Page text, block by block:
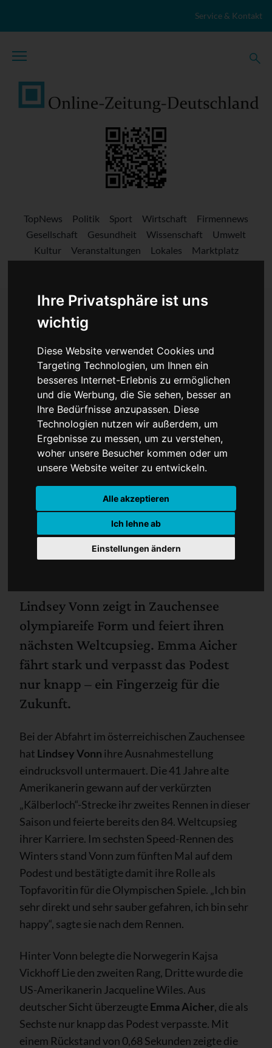
Ihre Privatsphäre ist uns
wichtig
Diese Website verwendet Cookies und
Targeting Technologien, um Ihnen ein
besseres Internet-Erlebnis zu ermöglichen
und die Werbung, die Sie sehen, besser an
Ihre Bedürfnisse anzupassen. Diese
Technologien nutzen wir außerdem, um
Ergebnisse zu messen, um zu verstehen,
woher unsere Besucher kommen oder um
unsere Website weiter zu entwickeln.
Alle akzeptieren
Ich lehne ab
Einstellungen ändern
Service & Kontakt
TopNews Politik Sport Wirtschaft
Firmennews
Gesellschaft
Gesundheit Wissenschaft
Umwelt
Kultur
Veranstaltungen Lokales
Marktplatz
Lindsey Vonn setzt das
große Ausrufezeichen –
Aicher überzeugt mit
Platz sechs
Lindsey Vonn zeigt in Zauchensee
olympiareife Form und feiert ihren
nächsten Weltcupsieg. Emma Aicher
fährt stark und verpasst das Podest
nur knapp – ein Fingerzeig für die
Zukunft.
Bei der Abfahrt im österreichischen Zauchensee
hat Lindsey Vonn ihre Ausnahmestellung
eindrucksvoll untermauert. Die 41 Jahre alte
Amerikanerin gewann auf der verkürzten
„Kälberloch“-Strecke ihr zweites Rennen in dieser
Saison und feierte bereits den 84. Weltcupsieg
ihrer Karriere. Im sechsten Speed-Rennen des
Winters stand Vonn zum fünften Mal auf dem
Podest und bestätigte damit ihre Rolle als
Topfavoritin für die Olympischen Spiele. „Ich bin
sehr direkt und sehr sauber gefahren, ich bin sehr
happy“, sagte sie nach dem Rennen.
Hinter Vonn belegte die Norwegerin Kajsa
Vickhoff Lie den zweiten Rang, Dritte wurde die
US-Amerikanerin Jacqueline Wiles. Aus
deutscher Sicht überzeugteEmma Aicher, die als
Sechste nur knapp das Podest verpasste. Mit
einem Rückstand von 0,68 Sekunden zeigte die